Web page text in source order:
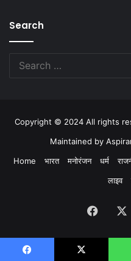
Search
Copyright © 2024 All rights
Maintained by
Home
भारत मनोरंजन धर्म
लाइव